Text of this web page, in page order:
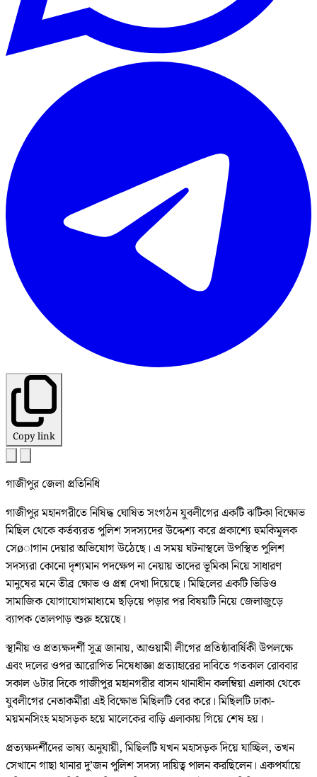
Copy link
গাজীপুর জেলা প্রতিনিধি
গাজীপুর মহানগরীতে নিষিদ্ধ ঘোষিত সংগঠন যুবলীগের একটি ঝটিকা বিক্ষোভ
মিছিল থেকে কর্তব্যরত পুলিশ সদস্যদের উদ্দেশ্য করে প্রকাশ্যে হুমকিমূলক
সেøাগান দেয়ার অভিযোগ উঠেছে। এ সময় ঘটনাস্থলে উপস্থিত পুলিশ
সদস্যরা কোনো দৃশ্যমান পদক্ষেপ না নেয়ায় তাদের ভূমিকা নিয়ে সাধারণ
মানুষের মনে তীব্র ক্ষোভ ও প্রশ্ন দেখা দিয়েছে। মিছিলের একটি ভিডিও
সামাজিক যোগাযোগমাধ্যমে ছড়িয়ে পড়ার পর বিষয়টি নিয়ে জেলাজুড়ে
ব্যাপক তোলপাড় শুরু হয়েছে।
স্থানীয় ও প্রত্যক্ষদর্শী সূত্র জানায়, আওয়ামী লীগের প্রতিষ্ঠাবার্ষিকী উপলক্ষে
এবং দলের ওপর আরোপিত নিষেধাজ্ঞা প্রত্যাহারের দাবিতে গতকাল রোববার
সকাল ৬টার দিকে গাজীপুর মহানগরীর বাসন থানাধীন কলম্বিয়া এলাকা থেকে
যুবলীগের নেতাকর্মীরা এই বিক্ষোভ মিছিলটি বের করে। মিছিলটি ঢাকা-
ময়মনসিংহ মহাসড়ক হয়ে মালেকের বাড়ি এলাকায় গিয়ে শেষ হয়।
প্রত্যক্ষদর্শীদের ভাষ্য অনুযায়ী, মিছিলটি যখন মহাসড়ক দিয়ে যাচ্ছিল, তখন
সেখানে গাছা থানার দু’জন পুলিশ সদস্য দায়িত্ব পালন করছিলেন। একপর্যায়ে